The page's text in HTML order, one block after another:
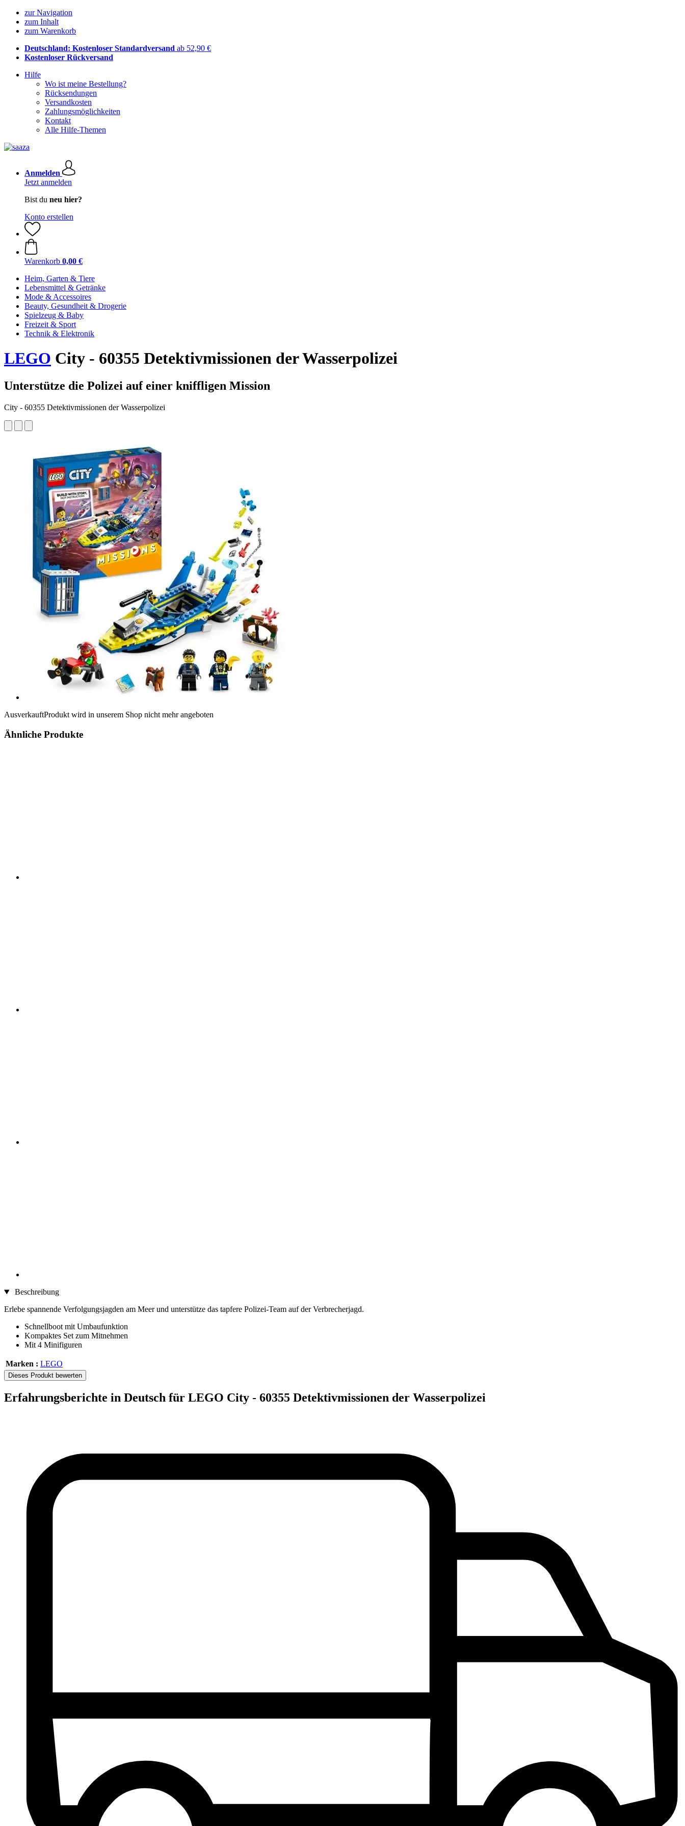
zur Navigation
zum Inhalt
zum Warenkorb
Deutschland: Kostenloser Standardversand ab 52,90 €
Kostenloser Rückversand
Hilfe
Wo ist meine Bestellung?
Rücksendungen
Versandkosten
Zahlungsmöglichkeiten
Kontakt
Alle Hilfe-Themen
Anmelden
Jetzt anmelden
Bist du neu hier?
Konto erstellen
Warenkorb 0,00 €
Heim, Garten & Tiere
Lebensmittel & Getränke
Mode & Accessoires
Beauty, Gesundheit & Drogerie
Spielzeug & Baby
Freizeit & Sport
Technik & Elektronik
LEGO City - 60355 Detektivmissionen der Wasserpolizei
Unterstütze die Polizei auf einer kniffligen Mission
City - 60355 Detektivmissionen der Wasserpolizei
AusverkauftProdukt wird in unserem Shop nicht mehr angeboten
Ähnliche Produkte
Beschreibung
Erlebe spannende Verfolgungsjagden am Meer und unterstütze das tapfere Polizei-Team auf der Verbrecherjagd.
Schnellboot mit Umbaufunktion
Kompaktes Set zum Mitnehmen
Mit 4 Minifiguren
Marken : LEGO
Dieses Produkt bewerten
Erfahrungsberichte in Deutsch für LEGO City - 60355 Detektivmissionen der Wasserpolizei